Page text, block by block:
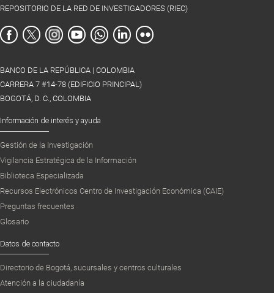
REPOSITORIO DE LA RED DE INVESTIGADORES (RIEC)
BANCO DE LA REPÚBLICA | COLOMBIA
CARRERA 7 #14-78 (EDIFICIO PRINCIPAL)
BOGOTÁ, D. C., COLOMBIA
Información de interés y ayuda
Gestión de la Investigación
Vigilancia Estratégica de la Información
Biblioteca Especializada
Recursos Electrónicos Centro de Investigación Económica (CAIE)
Preguntas frecuentes
Glosario
Datos de contacto
Directorio de Bogotá, sucursales y centros culturales
Atención a la ciudadanía